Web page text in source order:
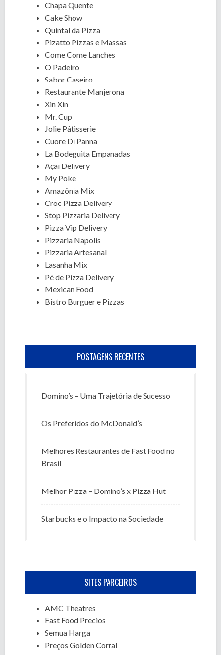
Chapa Quente
Cake Show
Quintal da Pizza
Pizatto Pizzas e Massas
Come Come Lanches
O Padeiro
Sabor Caseiro
Restaurante Manjerona
Xin Xin
Mr. Cup
Jolie Pâtisserie
Cuore Di Panna
La Bodeguita Empanadas
Açaí Delivery
My Poke
Amazônia Mix
Croc Pizza Delivery
Stop Pizzaria Delivery
Pizza Vip Delivery
Pizzaria Napolis
Pizzaria Artesanal
Lasanha Mix
Pé de Pizza Delivery
Mexican Food
Bistro Burguer e Pizzas
POSTAGENS RECENTES
Domino’s – Uma Trajetória de Sucesso
Os Preferidos do McDonald’s
Melhores Restaurantes de Fast Food no
Brasil
Melhor Pizza – Domino’s x Pizza Hut
Starbucks e o Impacto na Sociedade
SITES PARCEIROS
AMC Theatres
Fast Food Precios
Semua Harga
Preços Golden Corral